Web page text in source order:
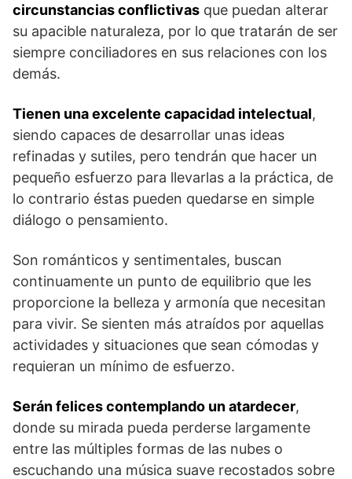
circunstancias conflictivas que puedan alterar
su apacible naturaleza, por lo que tratarán de ser
siempre conciliadores en sus relaciones con los
demás.
Tienen una excelente capacidad intelectual,
siendo capaces de desarrollar unas ideas
refinadas y sutiles, pero tendrán que hacer un
pequeño esfuerzo para llevarlas a la práctica, de
lo contrario éstas pueden quedarse en simple
diálogo o pensamiento.
Son románticos y sentimentales, buscan
continuamente un punto de equilibrio que les
proporcione la belleza y armonía que necesitan
para vivir. Se sienten más atraídos por aquellas
actividades y situaciones que sean cómodas y
requieran un mínimo de esfuerzo.
Serán felices contemplando un atardecer,
donde su mirada pueda perderse largamente
entre las múltiples formas de las nubes o
escuchando una música suave recostados sobre